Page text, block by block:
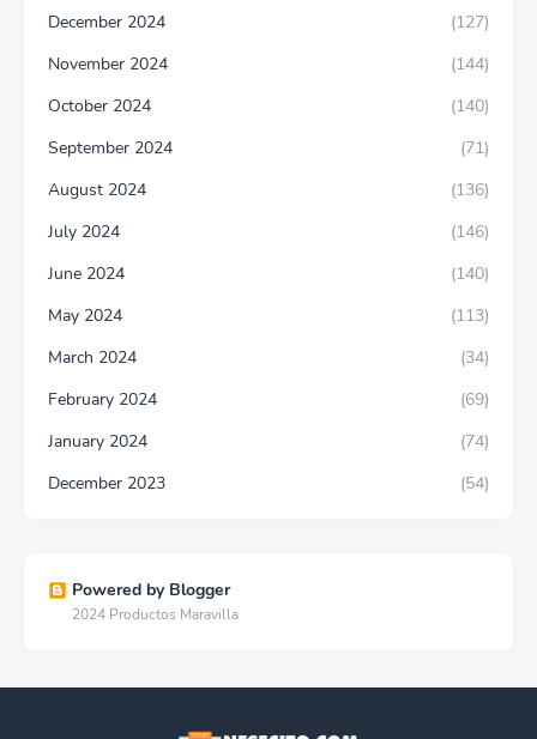
December 2024
(127)
November 2024
(144)
October 2024
(140)
September 2024
(71)
August 2024
(136)
July 2024
(146)
June 2024
(140)
May 2024
(113)
March 2024
(34)
February 2024
(69)
January 2024
(74)
December 2023
(54)
Powered by Blogger
2024 Productos Maravilla